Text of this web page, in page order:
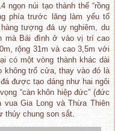
ngọn núi tạo thành thế “rồng
phía trước lăng làm yếu tố
tượng đá uy nghiêm, du
mà Bái đình ở vào vị trí cao
rộng 31m và cao 3,5m với
có một vòng thành khác dài
không trổ cửa, thay vào đó là
được tạo dáng như hai ngôi
“càn khôn hiệp đức” (đức
Gia Long và Thừa Thiên
thủy chung son sắt.